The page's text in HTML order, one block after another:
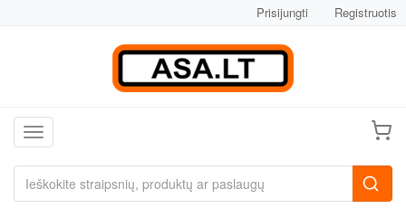
Prisijungti Registruotis
Toggle navigation